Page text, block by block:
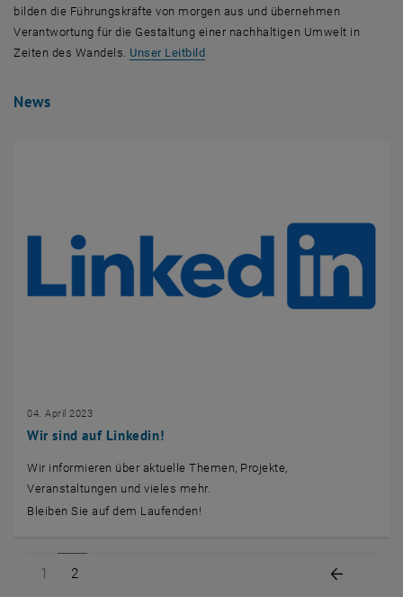
bilden die Führungskräfte von morgen aus und übernehmen
Verantwortung für die Gestaltung einer nachhaltigen Umwelt in
Zeiten des Wandels. Unser Leitbild
News
Wir sind auf Linkedin!
04. April 2023
Wir informieren über aktuelle Themen, Projekte,
Veranstaltungen und vieles mehr.
Bleiben Sie auf dem Laufenden!
Seite 1 von 2
1 Seite 2 von 2
2